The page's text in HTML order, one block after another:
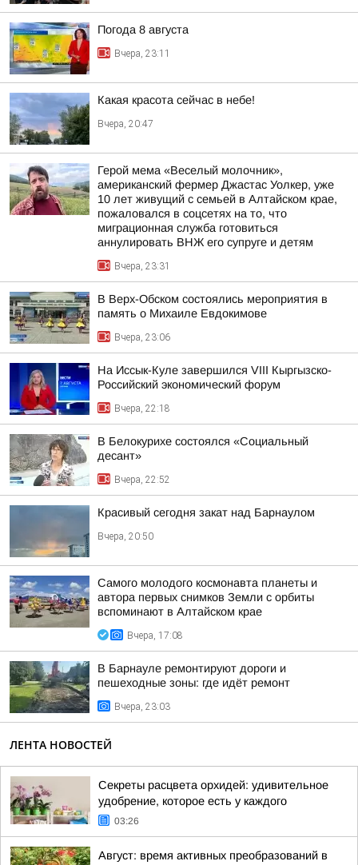
Погода 8 августа
Вчера, 23:11
Какая красота сейчас в небе!
Вчера, 20:47
Герой мема «Веселый молочник»,
американский фермер Джастас Уолкер, уже
10 лет живущий с семьей в Алтайском крае,
пожаловался в соцсетях на то, что
миграционная служба готовиться
аннулировать ВНЖ его супруге и детям
Вчера, 23:31
В Верх-Обском состоялись мероприятия в
память о Михаиле Евдокимове
Вчера, 23:06
На Иссык-Куле завершился VIII Кыргызско-
Российский экономический форум
Вчера, 22:18
В Белокурихе состоялся «Социальный
десант»
Вчера, 22:52
Красивый сегодня закат над Барнаулом
Вчера, 20:50
Самого молодого космонавта планеты и
автора первых снимков Земли с орбиты
вспоминают в Алтайском крае
Вчера, 17:08
В Барнауле ремонтируют дороги и
пешеходные зоны: где идёт ремонт
Вчера, 23:03
ЛЕНТА НОВОСТЕЙ
Секреты расцвета орхидей: удивительное
удобрение, которое есть у каждого
03:26
Август: время активных преобразований в